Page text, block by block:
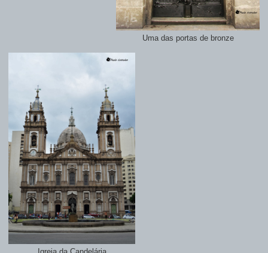
Uma das portas de bronze